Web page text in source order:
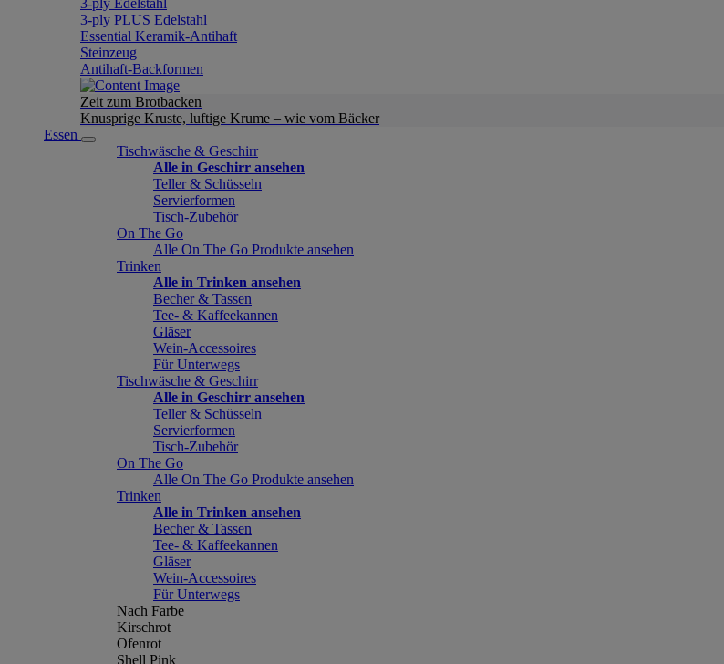
3-ply Edelstahl
3-ply PLUS Edelstahl
Essential Keramik-Antihaft
Steinzeug
Antihaft-Backformen
Zeit zum Brotbacken
Knusprige Kruste, luftige Krume – wie vom Bäcker
Essen
Tischwäsche & Geschirr
Alle in Geschirr ansehen
Teller & Schüsseln
Servierformen
Tisch-Zubehör
On The Go
Alle On The Go Produkte ansehen
Trinken
Alle in Trinken ansehen
Becher & Tassen
Tee- & Kaffeekannen
Gläser
Wein-Accessoires
Für Unterwegs
Tischwäsche & Geschirr
Alle in Geschirr ansehen
Teller & Schüsseln
Servierformen
Tisch-Zubehör
On The Go
Alle On The Go Produkte ansehen
Trinken
Alle in Trinken ansehen
Becher & Tassen
Tee- & Kaffeekannen
Gläser
Wein-Accessoires
Für Unterwegs
Nach Farbe
Kirschrot
Ofenrot
Shell Pink